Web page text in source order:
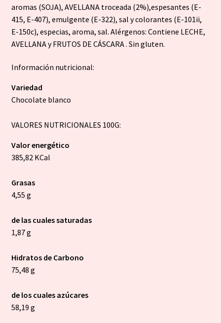
aromas (SOJA), AVELLANA troceada (2%),espesantes (E-
415, E-407), emulgente (E-322), sal y colorantes (E-101ii,
E-150c), especias, aroma, sal. Alérgenos: Contiene LECHE,
AVELLANA y FRUTOS DE CÁSCARA . Sin gluten.
Información nutricional:
Variedad
Chocolate blanco
VALORES NUTRICIONALES 100G:
Valor energético
385,82 KCal
Grasas
4,55 g
de las cuales saturadas
1,87 g
Hidratos de Carbono
75,48 g
de los cuales azúcares
58,19 g